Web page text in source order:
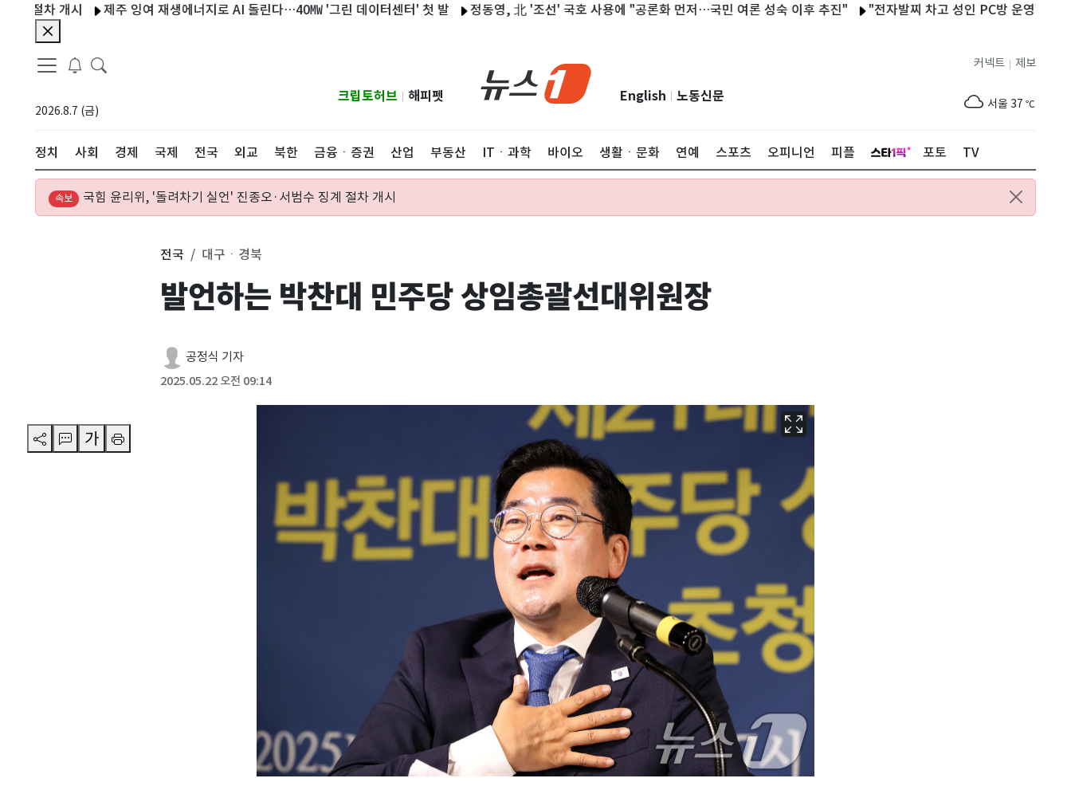
개시 제주 잉여 재생에너지로 AI 돌린다…40㎿ '그린 데이터센터' 첫 발 정동영, 北 '조선' 국호 사용에 "공론화 먼저…국민 여론 성숙 이후 추진" "전자발찌 차고 성인 PC방 운영"…울산경찰,
2026.8.7 (금)
크립토허브 해피펫 English 노동신문
제보
커넥트
서울 37 ℃
36
정치 사회 경제 국제 전국 외교 북한 금융ㆍ증권 산업 부동산 ITㆍ과학 바이오 생활ㆍ문화 연예 스포츠 오피니언 피플 포토 TV
속보 국힘 윤리위, '돌려차기 실언' 진종오·서범수 징계 절차 개시
가
전국 대구ㆍ경북
발언하는 박찬대 민주당 상임총괄선대위원장
공정식 기자
2025.05.22 오전 09:14